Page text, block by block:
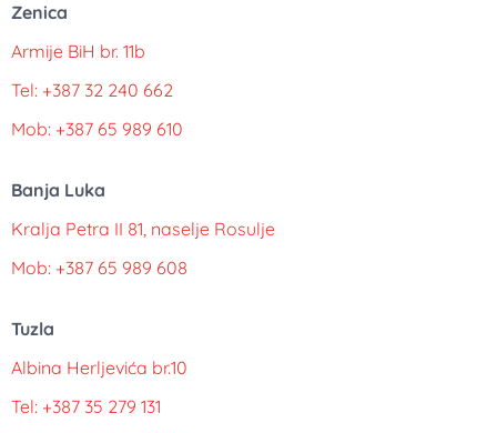
Zenica
Armije BiH br. 11b
Tel: +387 32 240 662
Mob: +387 65 989 610
Banja Luka
Kralja Petra II 81, naselje Rosulje
Mob: +387 65 989 608
Tuzla
Albina Herljevića br.10
Tel: +387 35 279 131